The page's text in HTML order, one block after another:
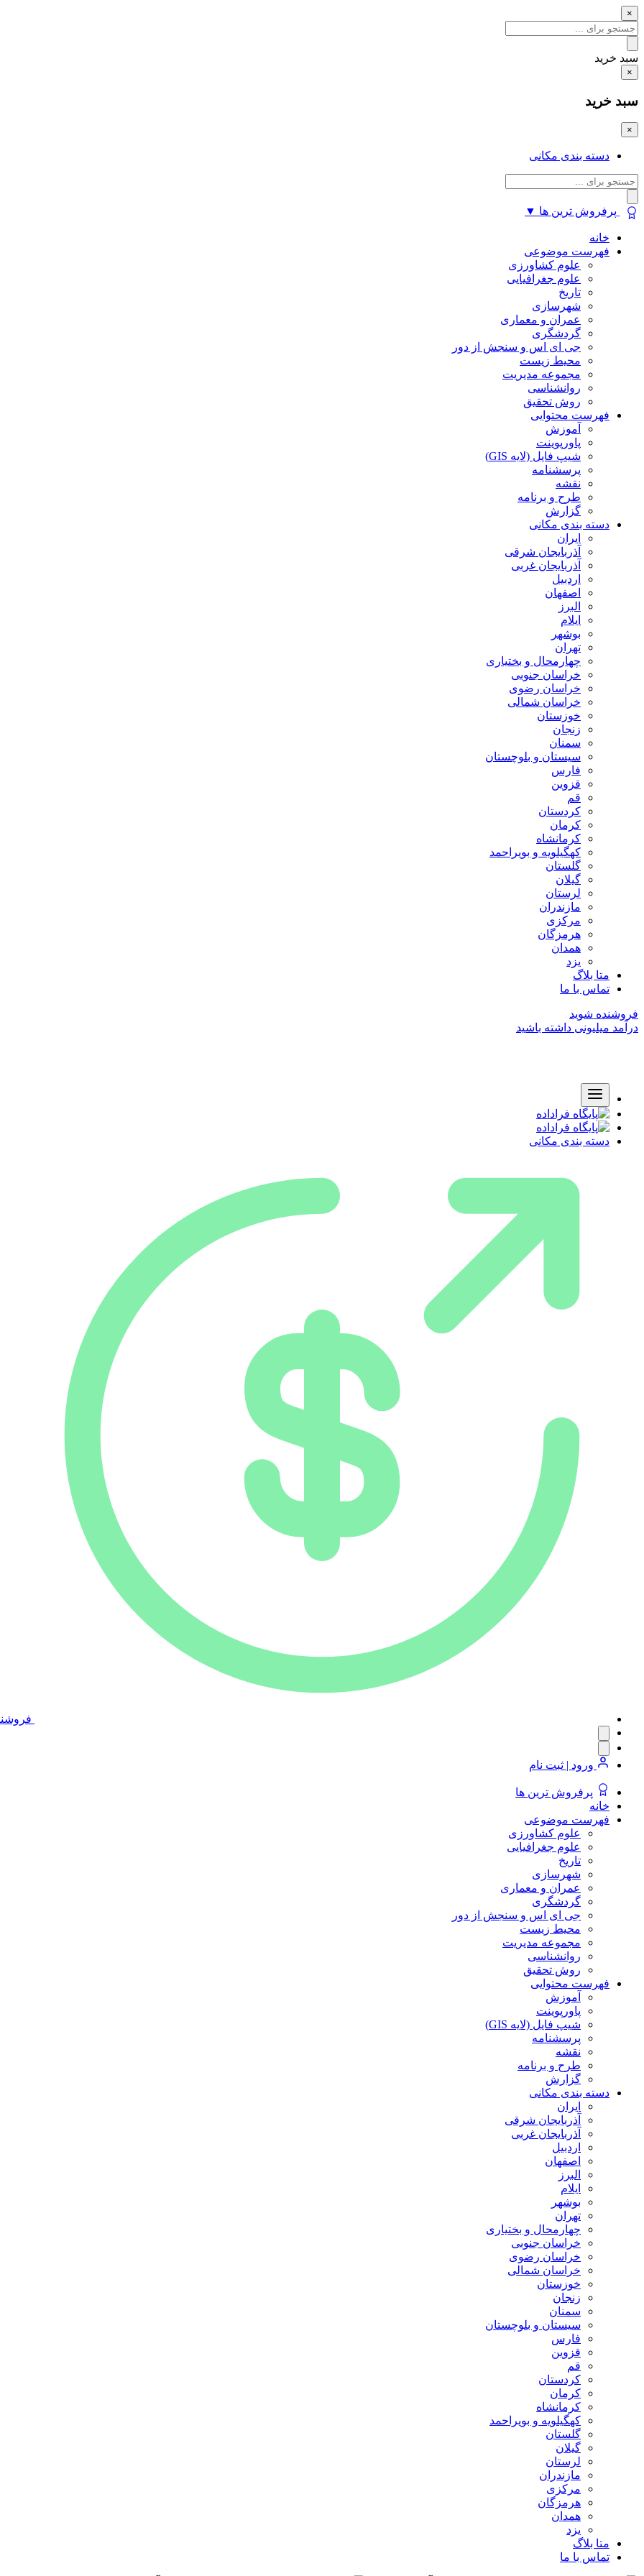
×
سبد خرید
×
سبد خرید
×
دسته بندی مکانی
پرفروش ترین ها ▼
خانه
فهرست موضوعی
علوم کشاورزی
علوم جغرافیایی
تاریخ
شهرسازی
عمران و معماری
گردشگری
جی ای اس و سنجش از دور
محیط زیست
مجموعه مدیریت
روانشناسی
روش تحقیق
فهرست محتوایی
آموزش
پاورپوینت
شیپ فایل (لایه GIS)
پرسشنامه
نقشه
طرح و برنامه
گزارش
دسته بندی مکانی
ایران
آذربایجان شرقی
آذربایجان غربی
اردبیل
اصفهان
البرز
ایلام
بوشهر
تهران
چهارمحال و بختیاری
خراسان جنوبی
خراسان رضوی
خراسان شمالی
خوزستان
زنجان
سمنان
سیستان و بلوچستان
فارس
قزوین
قم
کردستان
کرمان
کرمانشاه
کهگیلویه و بویراحمد
گلستان
گیلان
لرستان
مازندران
مرکزی
هرمزگان
همدان
یزد
متا بلاگ
تماس با ما
فروشنده شوید
درآمد میلیونی داشته باشید
دسته بندی مکانی
ورود | ثبت نام
پرفروش ترین ها
خانه
فهرست موضوعی
علوم کشاورزی
علوم جغرافیایی
تاریخ
شهرسازی
عمران و معماری
گردشگری
جی ای اس و سنجش از دور
محیط زیست
مجموعه مدیریت
روانشناسی
روش تحقیق
فهرست محتوایی
آموزش
پاورپوینت
شیپ فایل (لایه GIS)
پرسشنامه
نقشه
طرح و برنامه
گزارش
دسته بندی مکانی
ایران
آذربایجان شرقی
آذربایجان غربی
اردبیل
اصفهان
البرز
ایلام
بوشهر
تهران
چهارمحال و بختیاری
خراسان جنوبی
خراسان رضوی
خراسان شمالی
خوزستان
زنجان
سمنان
سیستان و بلوچستان
فارس
قزوین
قم
کردستان
کرمان
کرمانشاه
کهگیلویه و بویراحمد
گلستان
گیلان
لرستان
مازندران
مرکزی
هرمزگان
همدان
یزد
متا بلاگ
تماس با ما